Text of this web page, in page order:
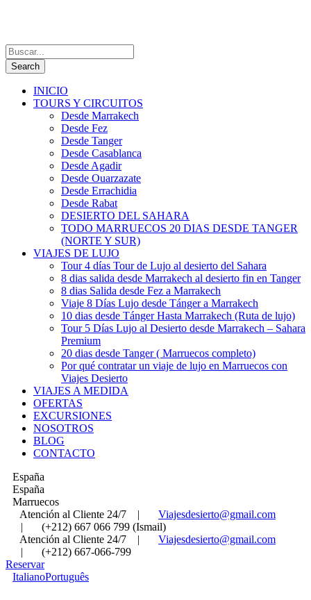
INICIO
TOURS Y CIRCUITOS
Desde Marrakech
Desde Fez
Desde Tanger
Desde Casablanca
Desde Agadir
Desde Ouarzazate
Desde Errachidia
Desde Rabat
DESIERTO DEL SAHARA
TODO MARRUECOS 20 DIAS DESDE TANGER
(NORTE Y SUR)
VIAJES DE LUJO
Tour 4 días Tour de Lujo al desierto del Sahara
8 dias salida desde Marrakech al desierto fin en Tanger
8 dias Salida desde Fez a Marrakech
Viaje 8 Días Lujo desde Tánger a Marrakech
10 dias desde Tánger Hasta Marrakech (Ruta de lujo)
Tour 5 Días Lujo al Desierto desde Marrakech – Sahara
Premium
20 dias desde Tanger ( Marruecos completo)
Por qué contratar un viaje de lujo en Marruecos con
Viajes Desierto
VIAJES A MEDIDA
OFERTAS
EXCURSIONES
NOSOTROS
BLOG
CONTACTO
España
España
Marruecos
Atención al Cliente 24/7
|
Viajesdesierto@gmail.com
|
(+212) 667 066 799 (Ismail)
Atención al Cliente 24/7
|
Viajesdesierto@gmail.com
|
(+212) 667-066-799
Reservar
ItalianoPortuguês